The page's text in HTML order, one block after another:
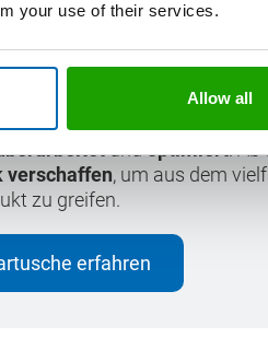
your use of their services.
Allow all
unseren Kunden nicht
Auswahl des passenden
Aus diesem Grund
undoptimiert. Ab
verschaffen, um aus dem
zu greifen.
erfahren